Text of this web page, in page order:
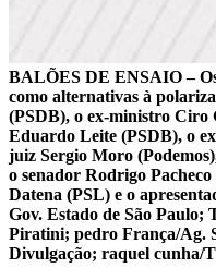
BALÕES DE ENSAIO –
como alternativas à
(PSDB), o ex-ministro Ciro
Eduardo Leite (PSDB), o
juiz Sergio Moro
o senador Rodrigo
Datena (PSL) e o
Gov. Estado de São Paulo;
Piratini; pedro França/Ag.
Divulgação; raquel cunha/